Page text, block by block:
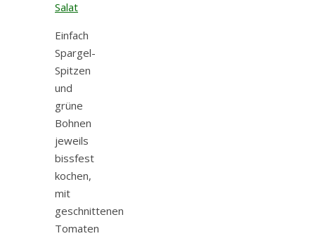
Einfach
Spargel-
Spitzen
und
grüne
Bohnen
jeweils
bissfest
kochen,
mit
geschnittenen
Tomaten